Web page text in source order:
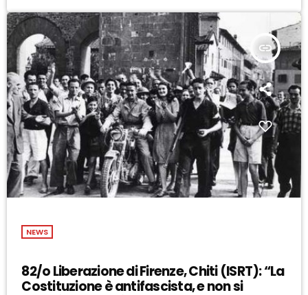
insert_link
NEWS
82/o Liberazione di Firenze, Chiti (ISRT): “La
Costituzione è antifascista, e non si